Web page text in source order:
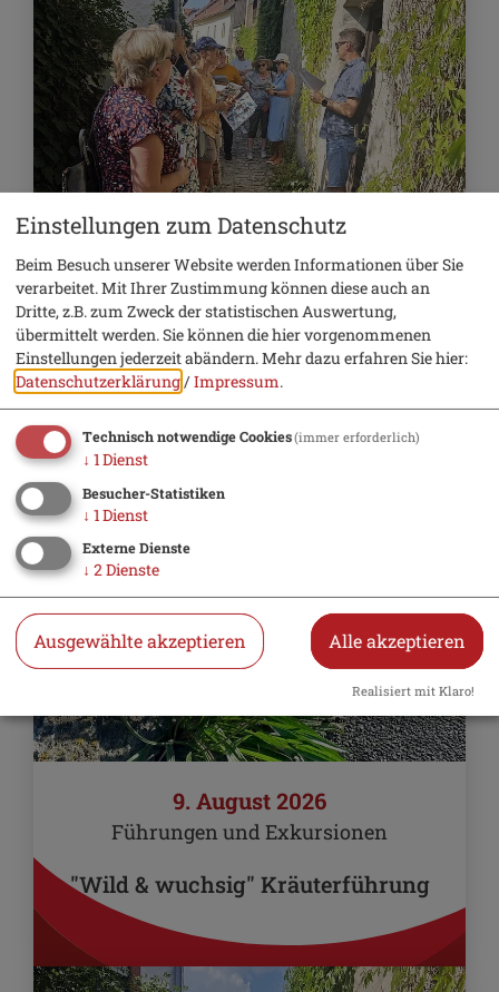
8. August 2026
Führungen und Exkursionen
Stadtführung durch das historische
Beilngries
9. August 2026
Führungen und Exkursionen
"Wild & wuchsig" Kräuterführung
Einstellungen zum Datenschutz
Beim Besuch unserer Website werden Informationen über Sie
verarbeitet. Mit Ihrer Zustimmung können diese auch an
Dritte, z.B. zum Zweck der statistischen Auswertung,
übermittelt werden. Sie können die hier vorgenommenen
Einstellungen jederzeit abändern.Mehr dazu erfahren Sie hier:
Datenschutzerklärung/Impressum.
Technisch notwendige Cookies(immer erforderlich)
↓ 1 Dienst
Besucher-Statistiken
↓ 1 Dienst
Externe Dienste
↓ 2Dienste
Ausgewählte akzeptieren Alle akzeptieren
Realisiert mit Klaro!